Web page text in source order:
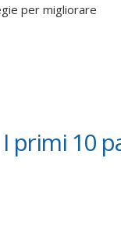
per migliorare
I primi 10